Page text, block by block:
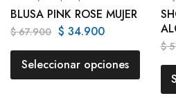
BLUSA PINK ROSE MUJER
$67.900 $ 34.900
Seleccionar opciones
$